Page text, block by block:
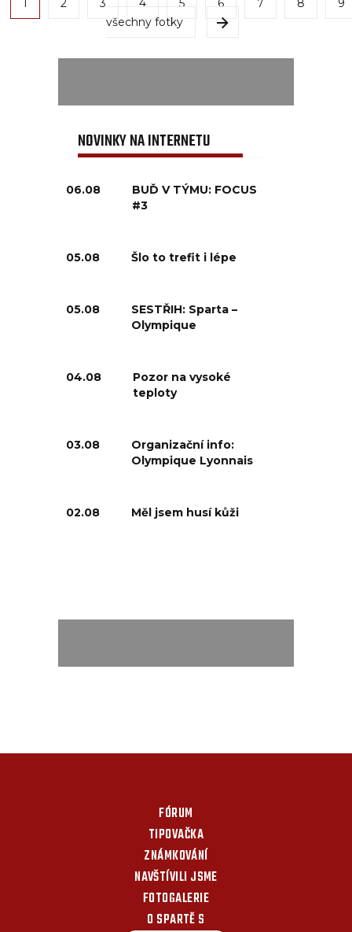
2 3 4 5 6 7 8
9
všechny fotky
NOVINKY NA INTERNETU
06.08
BUĎ V TÝMU: FOCUS
#3
05.08 Šlo to trefit i lépe
05.08
SESTŘIH: Sparta –
Olympique
04.08
Pozor na vysoké
teploty
03.08
Organizační info:
Olympique Lyonnais
02.08 Měl jsem husí kůži
FÓRUM
TIPOVAČKA
ZNÁMKOVÁNÍ
NAVŠTÍVILI JSME
FOTOGALERIE
O SPARTĚ S